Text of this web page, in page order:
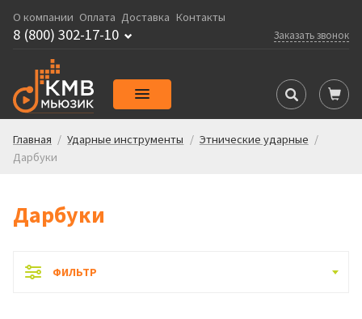
О компании Оплата Доставка Контакты
Заказать звонок
8 (800) 302-17-10
Главная / Ударные инструменты / Этнические ударные /
Дарбуки
Дарбуки
ФИЛЬТР